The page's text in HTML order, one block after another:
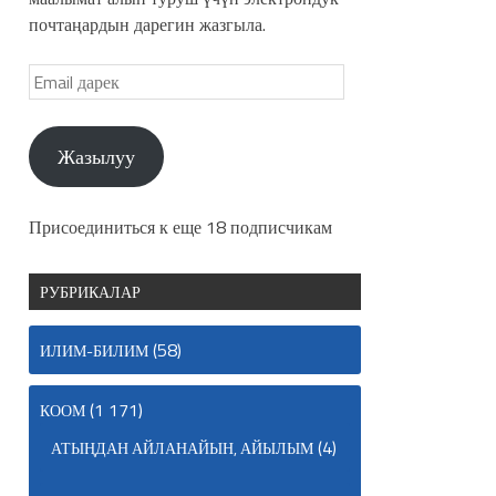
почтаңардын дарегин жазгыла.
Жазылуу
Присоединиться к еще 18 подписчикам
РУБРИКАЛАР
ИЛИМ-БИЛИМ(58)
КООМ(1 171)
АТЫҢДАН АЙЛАНАЙЫН, АЙЫЛЫМ(4)